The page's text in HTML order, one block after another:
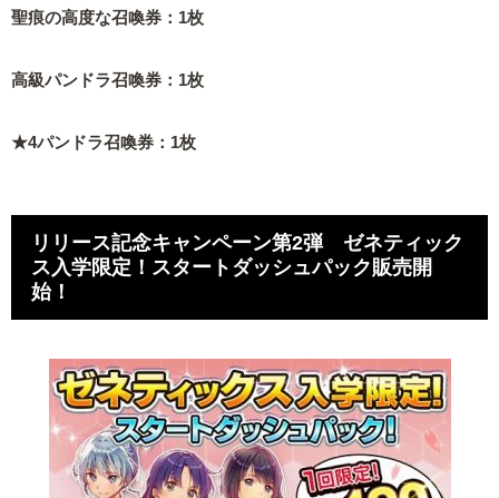
聖痕の高度な召喚券：1枚
高級パンドラ召喚券：1枚
★4パンドラ召喚券：1枚
リリース記念キャンペーン第2弾 ゼネティック
ス入学限定！スタートダッシュパック販売開
始！